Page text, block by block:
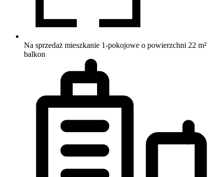
Na sprzedaż mieszkanie 1-pokojowe o powierzchni 22 m²
balkon